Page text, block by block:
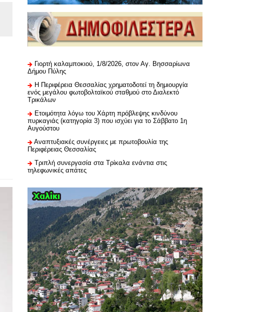
Γιορτή καλαμποκιού, 1/8/2026, στον Αγ. Βησσαρίωνα
Δήμου Πύλης
H Περιφέρεια Θεσσαλίας χρηματοδοτεί τη δημιουργία
ενός μεγάλου φωτοβολταϊκού σταθμού στο Διαλεκτό
Τρικάλων
Ετοιμότητα λόγω του Χάρτη πρόβλεψης κινδύνου
πυρκαγιάς (κατηγορία 3) που ισχύει για το Σάββατο 1η
Αυγούστου
Αναπτυξιακές συνέργειες με πρωτοβουλία της
Περιφέρειας Θεσσαλίας
Τριπλή συνεργασία στα Τρίκαλα ενάντια στις
τηλεφωνικές απάτες